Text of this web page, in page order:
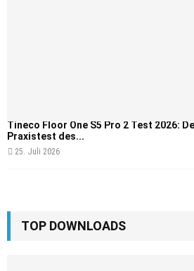
Tineco Floor One S5 Pro 2 Test 2026:
Praxistest des...
25. Juli 2026
TOP DOWNLOADS